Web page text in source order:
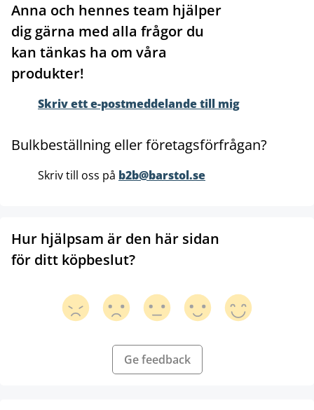
Anna och hennes team hjälper
dig gärna med alla frågor du
kan tänkas ha om våra
produkter!
Skriv ett e-postmeddelande till mig
Bulkbeställning eller företagsförfrågan?
Skriv till oss på b2b@barstol.se
Hur hjälpsam är den här sidan
för ditt köpbeslut?
Ge feedback